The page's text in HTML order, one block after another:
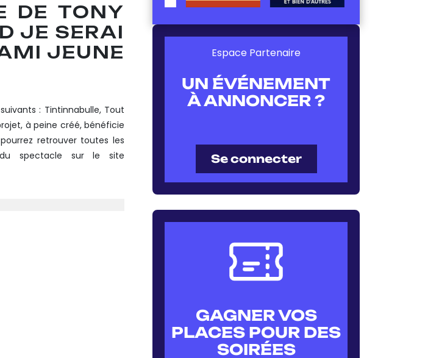
DE TONY
JE SERAI
JEUNE
: Tintinnabulle, Tout
à peine créé, bénéficie
retrouver toutes les
spectacle sur le site
Espace Partenaire
UN ÉVÉNEMENT
À ANNONCER ?
Se connecter
GAGNER VOS
PLACES POUR DES
SOIRÉES